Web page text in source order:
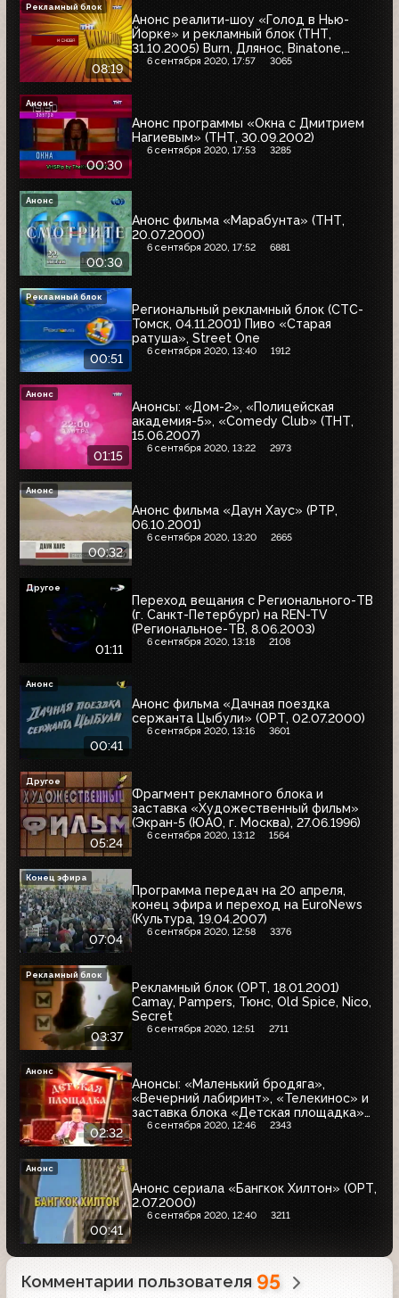
08:19
Анонс реалити-шоу «Голод в Нью-
Йорке» и рекламный блок (ТНТ,
31.10.2005) Burn, Длянос, Binatone,
Растишка, Loreal, Мякгов, Шатура,
6 сентября 2020, 17:57 3065
Рекламный блок
00:30
Анонс программы «Окна с Дмитрием
Нагиевым» (ТНТ, 30.09.2002)
6 сентября 2020, 17:53 3285
Анонс
00:30
Анонс фильма «Марабунта» (ТНТ,
20.07.2000)
6 сентября 2020, 17:52 6881
Анонс
00:51
Региональный рекламный блок (СТС-
Томск, 04.11.2001) Пиво «Старая
ратуша», Street One
6 сентября 2020, 13:40 1912
Рекламный блок
01:15
Анонсы: «Дом-2», «Полицейская
академия-5», «Comedy Club» (ТНТ,
15.06.2007)
6 сентября 2020, 13:22 2973
Анонс
00:32
Анонс фильма «Даун Хаус» (РТР,
06.10.2001)
6 сентября 2020, 13:20 2665
Анонс
01:11
Переход вещания с Регионального-ТВ
(г. Санкт-Петербург) на REN-TV
(Региональное-ТВ, 8.06.2003)
6 сентября 2020, 13:18 2108
Другое
00:41
Анонс фильма «Дачная поездка
сержанта Цыбули» (ОРТ, 02.07.2000)
6 сентября 2020, 13:16 3601
Анонс
05:24
Фрагмент рекламного блока и
заставка «Художественный фильм»
(Экран-5 (ЮАО, г. Москва), 27.06.1996)
6 сентября 2020, 13:12 1564
Другое
07:04
Программа передач на 20 апреля,
конец эфира и переход на EuroNews
(Культура, 19.04.2007)
6 сентября 2020, 12:58 3376
Конец эфира
03:37
Рекламный блок (ОРТ, 18.01.2001)
Camay, Pampers, Тюнс, Old Spice, Nico,
Secret
6 сентября 2020, 12:51 2711
Рекламный блок
02:32
Анонсы: «Маленький бродяга»,
«Вечерний лабиринт», «Телекинос» и
заставка блока «Детская площадка»
(М1 (г. Москва), 01.06.2000)
6 сентября 2020, 12:46 2343
Анонс
00:41
Анонс сериала «Бангкок Хилтон» (ОРТ,
2.07.2000)
6 сентября 2020, 12:40 3211
Анонс
Комментарии пользователя 95